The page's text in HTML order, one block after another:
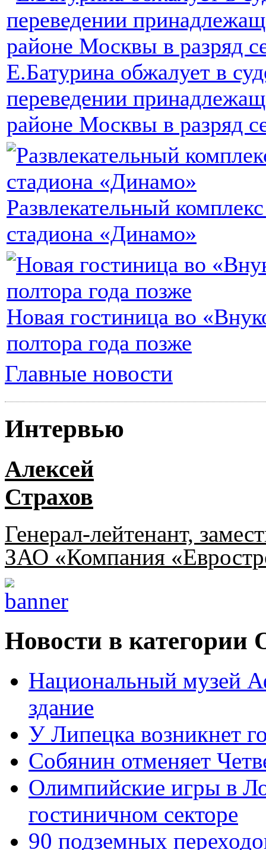
Е.Батурина обжалует в
переведении
районе Москвы в разряд
Развлекательный
стадиона «Динамо»
Новая гостиница во
полтора года позже
Главные новости
Интервью
Алексей
Страхов
Генерал-лейтенант,
ЗАО «Компания
Новости в категории
Национальный музей
здание
У Липецка возникнет
Собянин отменяет
Олимпийские игры в
гостиничном секторе
90 подземных